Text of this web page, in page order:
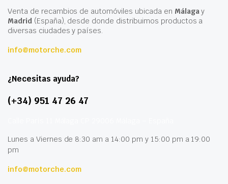
Venta de recambios de automóviles ubicada en Málagay
Madrid(España), desde donde distribuimos productos a
diversas ciudades y países.
info@motorche.com
¿Necesitas ayuda?
(+34) 951 47 26 47
Lunes a Viernes de 8:30 am a 14:00 pm y 15:00 pm a 19:00
pm
info@motorche.com